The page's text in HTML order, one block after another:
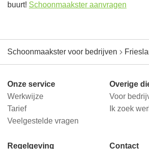
buurt! Schoonmaakster aanvragen
Schoonmaakster voor bedrijven
Onze service
Werkwijze
Tarief
Veelgestelde vragen
Overige
Voor
Ik zoek
Regelgeving Contact